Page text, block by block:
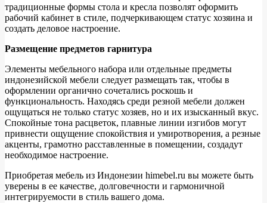
традиционные формы стола и кресла позволят оформить
рабочий кабинет в стиле, подчеркивающем статус хозяина и
создать деловое настроение.
Размещение предметов гарнитура
Элементы мебельного набора или отдельные предметы
индонезийской мебели следует размещать так, чтобы в
оформлении органично сочетались роскошь и
функциональность. Находясь среди резной мебели должен
ощущаться не только статус хозяев, но и их изысканный вкус.
Спокойные тона расцветок, плавные линии изгибов могут
привнести ощущение спокойствия и умиротворения, а резные
акценты, грамотно расставленные в помещении, создадут
необходимое настроение.
Приобретая мебель из Индонезии himebel.ru вы можете быть
уверены в ее качестве, долговечности и гармоничной
интегрируемости в стиль вашего дома.